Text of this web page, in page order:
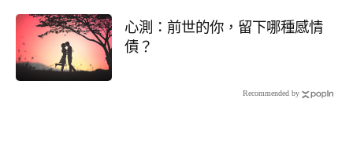
心測：前世的你，留下哪種感情
債？
Recommended by